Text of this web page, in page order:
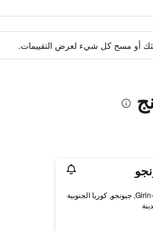
أو مسح كل شيء لعرض التقييمات.